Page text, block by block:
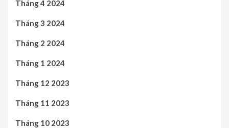
Tháng 4 2024
Tháng 3 2024
Tháng 2 2024
Tháng 1 2024
Tháng 12 2023
Tháng 11 2023
Tháng 10 2023